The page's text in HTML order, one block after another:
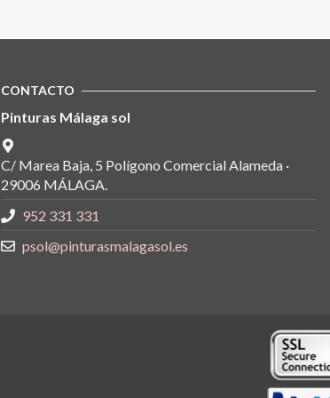
CONTACTO
Pinturas Málaga sol
C/ Marea Baja, 5 Polígono Comercial Alameda ·
29006 MÁLAGA.
952 331 331
psol@pinturasmalagasol.es